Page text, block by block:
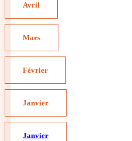
Avril
Mars
Février
Janvier
Janvier